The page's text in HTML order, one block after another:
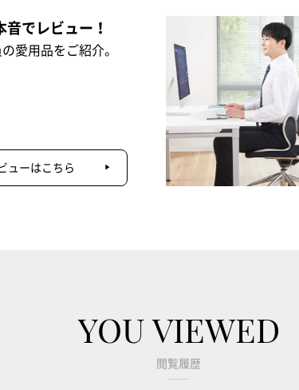
音でレビュー！
愛用品をご紹介。
ューはこちら
YOU VIEWED
閲覧履歴